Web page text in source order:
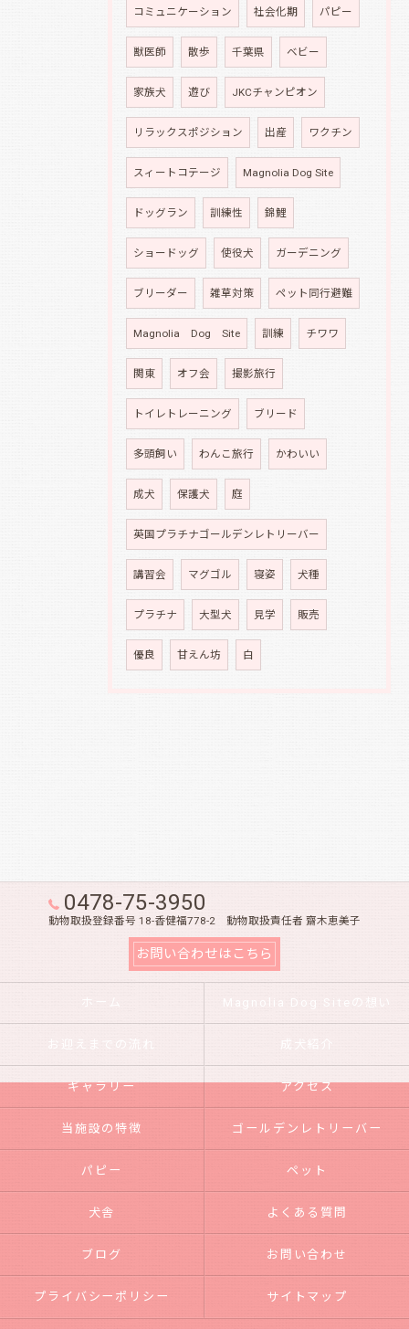
コミュニケーション 社会化期 パピー
獣医師 散歩 千葉県 ベビー
家族犬 遊び JKCチャンピオン
リラックスポジション 出産 ワクチン
スィートコテージ Magnolia Dog Site
ドッグラン 訓練性 錦鯉
ショードッグ 使役犬 ガーデニング
ブリーダー 雑草対策 ペット同行避難
Magnolia Dog Site 訓練 チワワ
関東 オフ会 撮影旅行
トイレトレーニング ブリード
多頭飼い わんこ旅行 かわいい
成犬 保護犬 庭
英国プラチナゴールデンレトリーバー
講習会 マグゴル 寝姿 犬種
プラチナ 大型犬 見学 販売
優良 甘えん坊 白
0478-75-3950
動物取扱登録番号 18-香健福778-2 動物取扱責任者 齋木恵美子
お問い合わせはこちら
ホーム Magnolia Dog Siteの想い
お迎えまでの流れ 成犬紹介
ギャラリー アクセス
当施設の特徴 ゴールデンレトリーバー
パピー ペット
犬舎 よくある質問
ブログ お問い合わせ
プライバシーポリシー サイトマップ